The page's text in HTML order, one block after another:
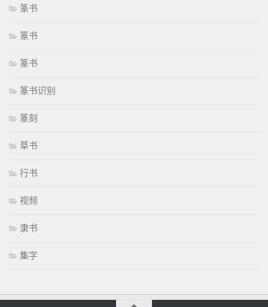
篆书
篆书
篆书
篆书识别
篆刻
草书
行书
视频
隶书
集字